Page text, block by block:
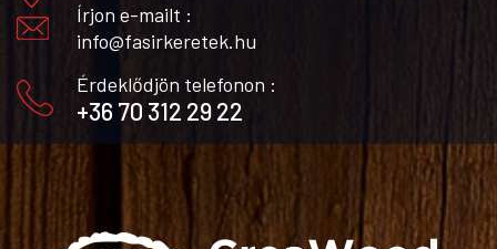
Írjon e-mailt :
info@fasirkeretek.hu
Érdeklődjön telefonon :
+36 70 312 29 22